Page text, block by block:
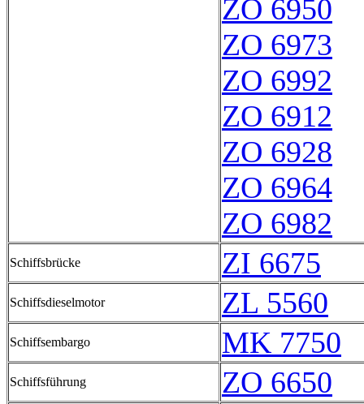
ZO 6950
ZO 6973
ZO 6992
ZO 6912
ZO 6928
ZO 6964
ZO 6982
Schiffsbrücke ZI 6675
Schiffsdieselmotor ZL 5560
Schiffsembargo MK 7750
Schiffsführung ZO 6650